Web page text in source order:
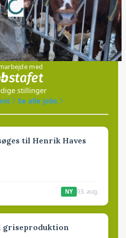
med
stillinger
Se alle jobs
til Henrik Haves
NY 03. aug.
griseproduktion